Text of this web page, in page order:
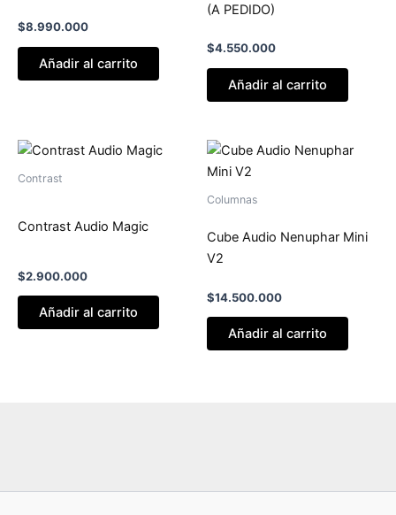
$8.990.000
Añadir al carrito
(A PEDIDO)
$4.550.000
Añadir al carrito
Contrast
Contrast Audio Magic
$2.900.000
Añadir al carrito
Columnas
Cube Audio Nenuphar Mini
V2
$14.500.000
Añadir al carrito